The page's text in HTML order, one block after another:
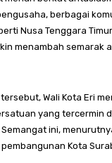
berbagai
Nusa Tenggara
menambah semarak
Wali Kota Eri
yang tercermin
ini,
Kota